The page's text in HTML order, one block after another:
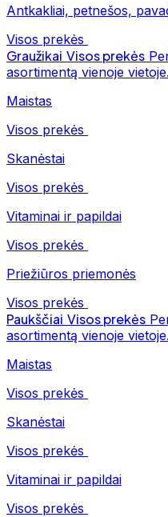
Antkakliai, petnešos,
Visos prekės
Graužikai Visos prekės
asortimentą vienoje vietoje.
Maistas
Visos prekės
Skanėstai
Visos prekės
Vitaminai ir papildai
Visos prekės
Priežiūros priemonės
Visos prekės
Paukščiai Visos prekės
asortimentą vienoje vietoje.
Maistas
Visos prekės
Skanėstai
Visos prekės
Vitaminai ir papildai
Visos prekės